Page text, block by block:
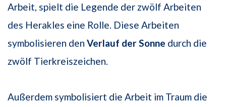
Arbeit, spielt die Legende der zwölf Arbeiten
des Herakles eine Rolle. Diese Arbeiten
symbolisieren den Verlauf der Sonne durch die
zwölf Tierkreiszeichen.
Außerdem symbolisiert die Arbeit im Traum die